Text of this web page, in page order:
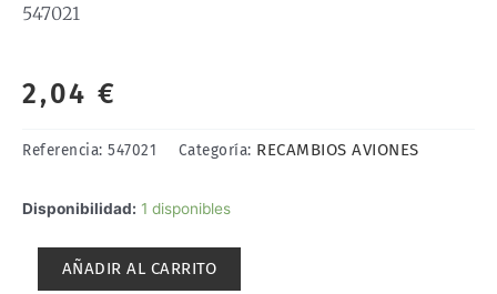
547021
2,04 €
Referencia: 547021 Categoría: RECAMBIOS AVIONES
Disponibilidad: 1 disponibles
CUERNOS
ALERONES
AÑADIR AL CARRITO